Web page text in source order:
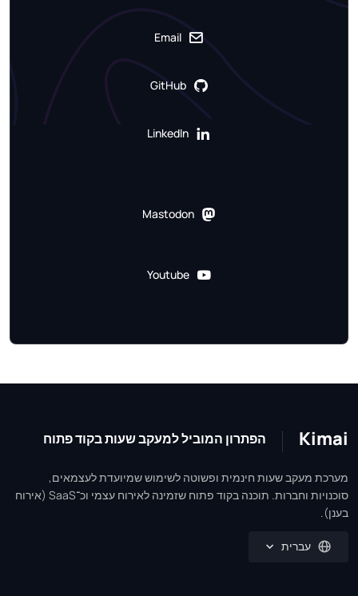
Email
GitHub
LinkedIn
Mastodon
Youtube
Kimai הפתרון המוביל למעקב שעות בקוד פתוח
מערכת מעקב שעות חינמית ופשוטה לשימוש שמיועדת לעצמאים,
סוכנויות וחברות. תוכנה בקוד פתוח שזמינה לאירוח עצמי וכ־SaaS (אירוח
בענן).
עברית